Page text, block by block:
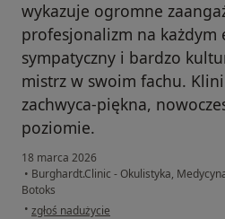
wykazuje ogromne
profesjonalizm na każdym
sympatyczny i bardzo
mistrz w swoim fachu.
zachwyca-piękna,
poziomie.
18 marca 2026
• Burghardt.Clinic - Okulistyka,
Botoks
• w opinii użytkownika Natalia
zgłoś nadużycie